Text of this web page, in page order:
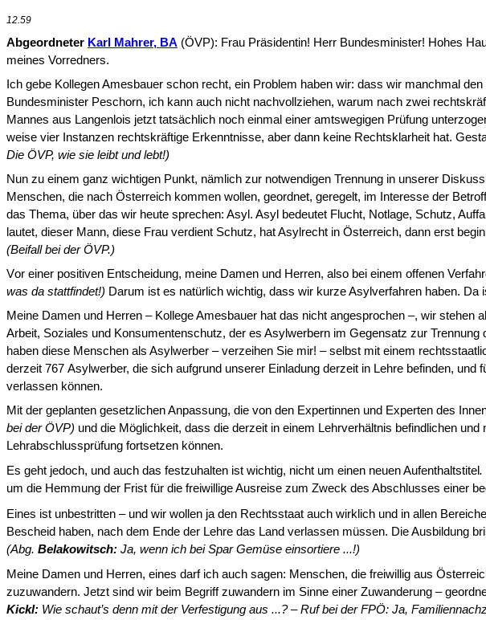
12.59
Abgeordneter Karl Mahrer, BA (ÖVP): Frau Präsidentin! Herr Bundesminister! Hohes
meines Vorredners.
Ich gebe Kollegen Amesbauer schon recht, ein Problem haben wir: dass wir manchmal
Bundesminister Peschorn, ich kann auch nicht nachvollziehen, warum nach zwei
Mannes aus Langenlois jetzt tat­sächlich noch einmal einer amtswegigen Prüfung
weise vier Instanzen rechtskräftige Erkenntnisse, aber dann keine Rechtsklarheit hat.
Die ÖVP, wie sie leibt und lebt!)
Nun zu einem ganz wichtigen Punkt, nämlich zur notwendigen Trennung in unserer
Menschen, die nach Österreich kommen wollen, geordnet, geregelt, im Interesse der
das Thema, über das wir heute sprechen: Asyl. Asyl bedeutet Flucht, Notlage, Schutz,
lautet, dieser Mann, diese Frau verdient Schutz, hat Asylrecht in Öster­reich, dann erst
(Beifall bei der ÖVP.)
Vor einer positiven Entscheidung, meine Damen und Herren, also bei einem offenen
was da stattfindet!) Darum ist es natürlich wichtig, dass wir kurze Asylverfahren haben.
Meine Damen und Herren – Kollege Amesbauer hat das nicht angesprochen –, wir
Arbeit, Soziales und Konsumentenschutz, der es Asylwer­bern im Gegensatz zur
haben diese Menschen als Asylwerber – verzeihen Sie mir! – selbst mit einem
derzeit 767 Asylwerber, die sich aufgrund unserer Einladung derzeit in Lehre be­finden,
verlassen können.
Mit der geplanten gesetzlichen Anpassung, die von den Expertinnen und Experten des
bei der ÖVP) und die Möglichkeit, dass die derzeit in einem Lehrverhältnis befindlichen
Lehrabschlussprüfung fort­setzen können.
Es geht jedoch, und auch das festzuhalten ist wichtig, nicht um einen neuen Aufent­haltstitel.
um die Hemmung der Frist für die freiwillige Ausreise zum Zweck des Abschlusses einer
Eines ist unbestritten – und wir wollen ja den Rechtsstaat auch wirklich und in allen
Bescheid haben, nach dem Ende der Lehre das Land verlassen müssen. Die Ausbildung
(Abg. Belakowitsch: Ja, wenn ich bei Spar Gemüse einsortiere ...!)
Meine Damen und Herren, eines darf ich auch sagen: Menschen, die freiwillig aus
zuzuwandern. Jetzt sind wir beim Begriff zuwandern im Sinne einer Zuwanderung –
Kickl: Wie schaut’s denn mit der Verfestigung aus ...? – Ruf bei der FPÖ: Ja,